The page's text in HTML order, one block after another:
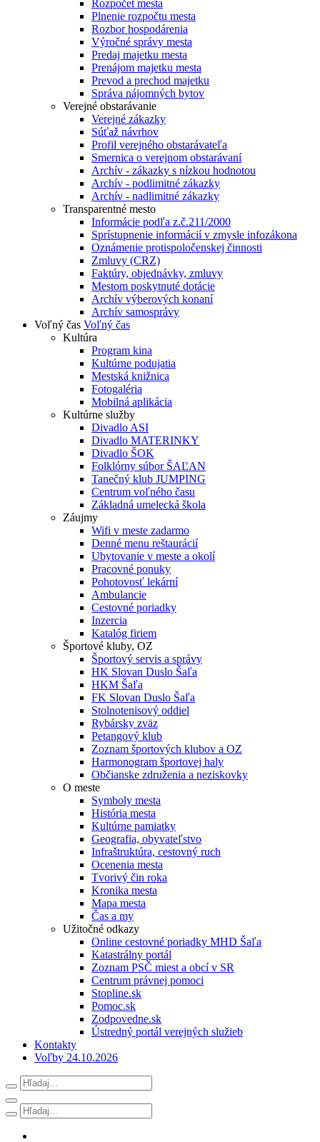
Rozpočet mesta
Plnenie rozpočtu mesta
Rozbor hospodárenia
Výročné správy mesta
Predaj majetku mesta
Prenájom majetku mesta
Prevod a prechod majetku
Správa nájomných bytov
Verejné obstarávanie
Verejné zákazky
Súťaž návrhov
Profil verejného obstarávateľa
Smernica o verejnom obstarávaní
Archív - zákazky s nízkou hodnotou
Archív - podlimitné zákazky
Archív - nadlimitné zákazky
Transparentné mesto
Informácie podľa z.č.211/2000
Sprístupnenie informácií v zmysle infozákona
Oznámenie protispoločenskej činnosti
Zmluvy (CRZ)
Faktúry, objednávky, zmluvy
Mestom poskytnuté dotácie
Archív výberových konaní
Archív samosprávy
Voľný čas Voľný čas
Kultúra
Program kina
Kultúrne podujatia
Mestská knižnica
Fotogaléria
Mobilná aplikácia
Kultúrne služby
Divadlo ASI
Divadlo MATERINKY
Divadlo ŠOK
Folklórny súbor ŠAĽAN
Tanečný klub JUMPING
Centrum voľného času
Základná umelecká škola
Záujmy
Wifi v meste zadarmo
Denné menu reštaurácií
Ubytovanie v meste a okolí
Pracovné ponuky
Pohotovosť lekární
Ambulancie
Cestovné poriadky
Inzercia
Katalóg firiem
Športové kluby, OZ
Športový servis a správy
HK Slovan Duslo Šaľa
HKM Šaľa
FK Slovan Duslo Šaľa
Stolnotenisový oddiel
Rybársky zväz
Petangový klub
Zoznam športových klubov a OZ
Harmonogram športovej haly
Občianske združenia a neziskovky
O meste
Symboly mesta
História mesta
Kultúrne pamiatky
Geografia, obyvateľstvo
Infraštruktúra, cestovný ruch
Ocenenia mesta
Tvorivý čin roka
Kronika mesta
Mapa mesta
Čas a my
Užitočné odkazy
Online cestovné poriadky MHD Šaľa
Katastrálny portál
Zoznam PSČ miest a obcí v SR
Centrum právnej pomoci
Stopline.sk
Pomoc.sk
Zodpovedne.sk
Ústredný portál verejných služieb
Kontakty
Voľby 24.10.2026